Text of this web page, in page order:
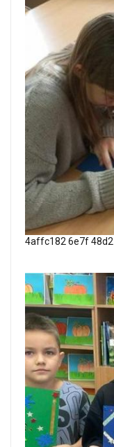
4affc182 6e7f